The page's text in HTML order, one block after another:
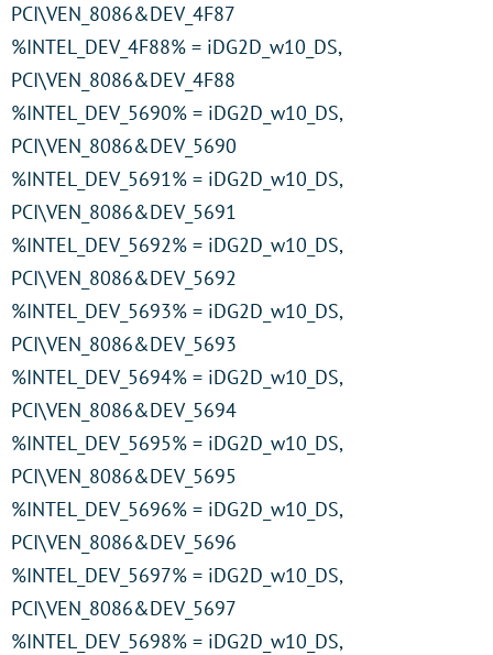
PCI\VEN_8086&DEV_4F87
%INTEL_DEV_4F88% = iDG2D_w10_DS,
PCI\VEN_8086&DEV_4F88
%INTEL_DEV_5690% = iDG2D_w10_DS,
PCI\VEN_8086&DEV_5690
%INTEL_DEV_5691% = iDG2D_w10_DS,
PCI\VEN_8086&DEV_5691
%INTEL_DEV_5692% = iDG2D_w10_DS,
PCI\VEN_8086&DEV_5692
%INTEL_DEV_5693% = iDG2D_w10_DS,
PCI\VEN_8086&DEV_5693
%INTEL_DEV_5694% = iDG2D_w10_DS,
PCI\VEN_8086&DEV_5694
%INTEL_DEV_5695% = iDG2D_w10_DS,
PCI\VEN_8086&DEV_5695
%INTEL_DEV_5696% = iDG2D_w10_DS,
PCI\VEN_8086&DEV_5696
%INTEL_DEV_5697% = iDG2D_w10_DS,
PCI\VEN_8086&DEV_5697
%INTEL_DEV_5698% = iDG2D_w10_DS,